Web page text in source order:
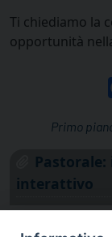
Ti chiediamo la
opportunità
Primo
Pastorale:
interattivo